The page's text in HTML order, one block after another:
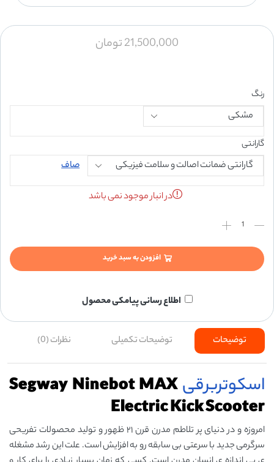
21,500,000تومان
رنگ
گارانتی
صاف
در انبار موجود نمی باشد
افزودن به سبد خرید
اطلاع رسانی پیامکی محصول
توضیحات توضیحات تکمیلی نظرات (0)
اسکوتربرقیSegway Ninebot MAX
Electric Kick Scooter
امروزه و در دنیای پر تلاطم مدرن قرن ۲۱ ظهور و تولید محصولات تفریحی
سرگرمی جدید با سرعتی بی سابقه رو به افزایش است. علت این رشد مشغله